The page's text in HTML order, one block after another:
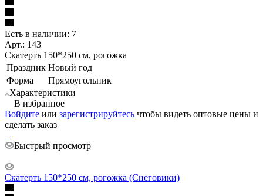
Есть в наличии: 7
Арт.: 143
Скатерть 150*250 см, рогожка
Праздник Новый год
Форма
Прямоугольник
Характеристики
В избранное
Войдите или зарегистрируйтесь чтобы видеть оптовые цены и
сделать заказ
Быстрый просмотр
Скатерть 150*250 см, рогожка (Снеговики)